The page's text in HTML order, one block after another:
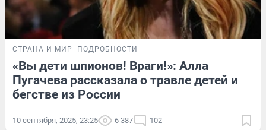
СТРАНА И МИР ПОДРОБНОСТИ
«Вы дети шпионов! Враги!»: Алла
Пугачева рассказала о травле детей и
бегстве из России
10 сентября, 2025, 23:25 6 387 102